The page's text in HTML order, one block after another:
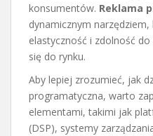
konsumentów. Reklama
dynamicznym
elastyczność i zdolność
się do rynku.
Aby lepiej zrozumieć, jak
programatyczna, warto
elementami, takimi jak
(DSP), systemy